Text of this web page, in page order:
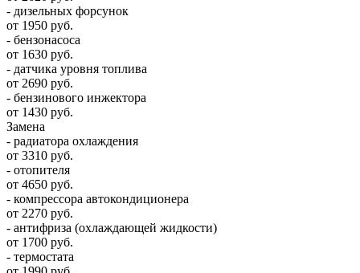
- дизельных форсунок
от 1950 руб.
- бензонасоса
от 1630 руб.
- датчика уровня топлива
от 2690 руб.
- бензинового инжектора
от 1430 руб.
Замена
- радиатора охлаждения
от 3310 руб.
- отопителя
от 4650 руб.
- компрессора автокондиционера
от 2270 руб.
- антифриза (охлаждающей жидкости)
от 1700 руб.
- термостата